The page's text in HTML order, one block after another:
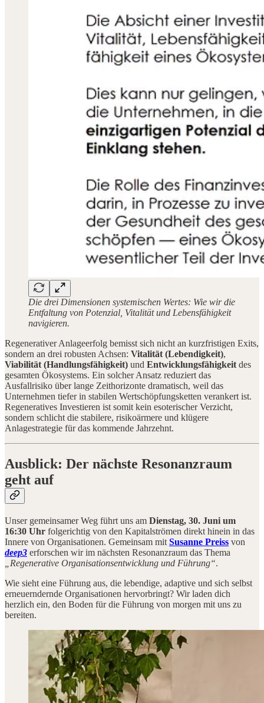
Die drei Dimensionen systemischen Wertes: Wie wir die
Entfaltung von Potenzial, Vitalität und Lebensfähigkeit
navigieren.
Regenerativer Anlageerfolg bemisst sich nicht an kurzfristigen Exits,
sondern an drei robusten Achsen: Vitalität (Lebendigkeit),
Viabilität (Handlungsfähigkeit) und Entwicklungsfähigkeit des
gesamten Ökosystems. Ein solcher Ansatz reduziert das
Ausfallrisiko über lange Zeithorizonte dramatisch, weil das
Unternehmen tiefer in stabilen Wertschöpfungsketten verankert ist.
Regeneratives Investieren ist somit kein esoterischer Verzicht,
sondern schlicht die stabilere, risikoärmere und klügere
Anlagestrategie für das kommende Jahrzehnt.
Ausblick: Der nächste Resonanzraum
geht auf
Unser gemeinsamer Weg führt uns am Dienstag, 30. Juni um
16:30 Uhr folgerichtig von den Kapitalströmen direkt hinein in das
Innere von Organisationen. Gemeinsam mit Susanne Preiss von
deep3 erforschen wir im nächsten Resonanzraum das Thema
„Regenerative Organisationsentwicklung und Führung“.
Wie sieht eine Führung aus, die lebendige, adaptive und sich selbst
erneuerndernde Organisationen hervorbringt? Wir laden dich
herzlich ein, den Boden für die Führung von morgen mit uns zu
bereiten.